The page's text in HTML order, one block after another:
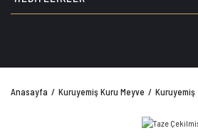
Anasayfa Kuruyemiş Kuru Meyve Kuruyemiş